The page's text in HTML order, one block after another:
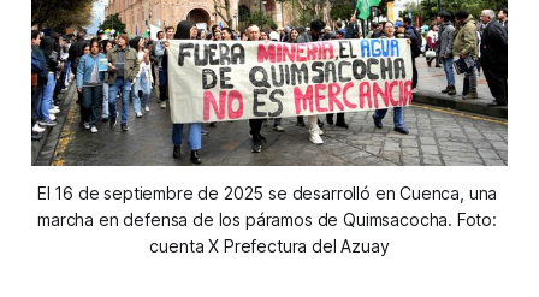
El 16 de septiembre de 2025 se desarrolló en Cuenca, una
marcha en defensa de los páramos de Quimsacocha. Foto:
cuenta X Prefectura del Azuay